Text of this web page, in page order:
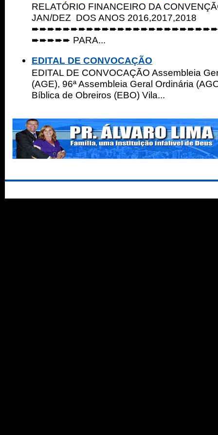
RELATÓRIO FINANCEIRO DA
JAN/DEZ DOS ANOS 2016,2017,2018
➨➨➨➨➨ PARA...
EDITAL DE CONVOCAÇÃO
EDITAL DE CONVOCAÇÃO Assembleia
(AGE), 96ª Assembleia Geral Ordinária
Bíblica de Obreiros (EBO) Vila...